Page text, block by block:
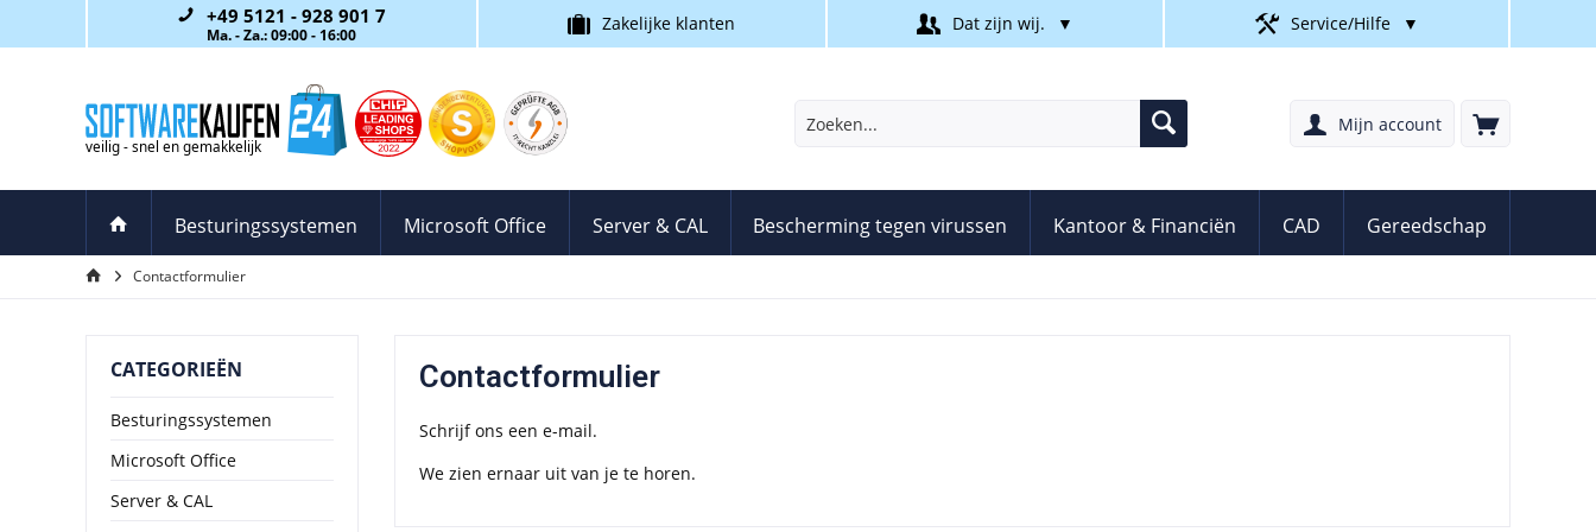
+49 5121 - 928 901 7
Ma. - Za.: 09:00 - 16:00
Zakelijke klanten Dat zijn wij. ▼ Service/Hilfe ▼
Mijn account
Besturingssystemen Microsoft Office Server & CAL Bescherming tegen virussen Kantoor & Financiën CAD Gereedschap
Contactformulier
CATEGORIEËN
Besturingssystemen
Microsoft Office
Server & CAL
Contactformulier
Schrijf ons een e-mail.
We zien ernaar uit van je te horen.